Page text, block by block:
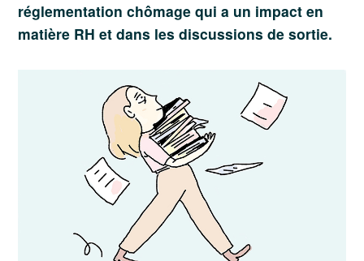
réglementation chômage qui a un impact en
matière RH et dans les discussions de sortie.